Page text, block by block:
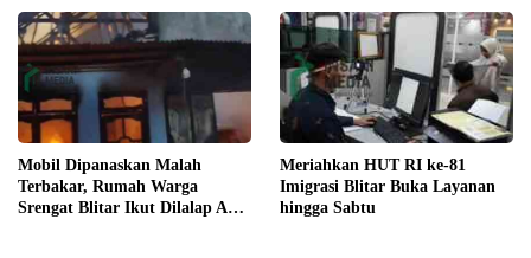
Mobil Dipanaskan Malah
Terbakar, Rumah Warga
Srengat Blitar Ikut Dilalap Api,
Meriahkan HUT RI ke-81
Imigrasi Blitar Buka Layanan
hingga Sabtu